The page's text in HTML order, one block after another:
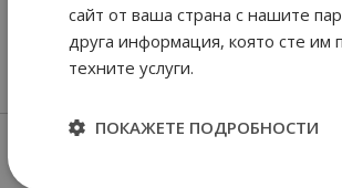
сайт от ваша страна с нашите
друга информация, която сте им
техните услуги.
ПОКАЖЕТЕ ПОДРОБНОСТИ